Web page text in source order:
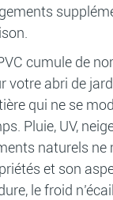
cumule de
votre abri de
qui ne se
Pluie, UV,
naturels ne
et son
le froid